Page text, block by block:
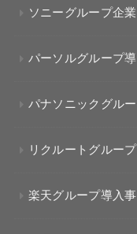
ソニーグループ企
パーソルグループ
パナソニックグル
リクルートグルー
楽天グループ導入事